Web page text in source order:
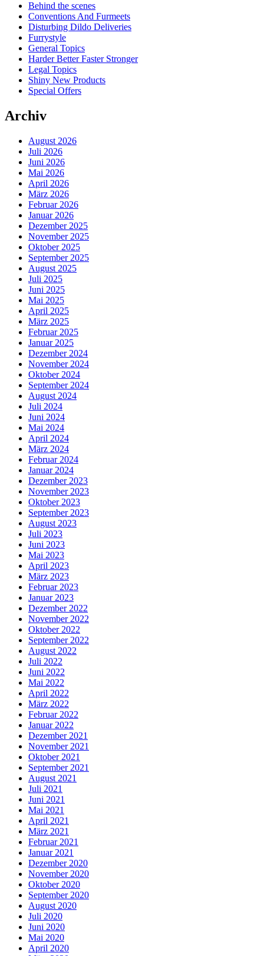
Behind the scenes
Conventions And Furmeets
Disturbing Dildo Deliveries
Furrystyle
General Topics
Harder Better Faster Stronger
Legal Topics
Shiny New Products
Special Offers
Archiv
August 2026
Juli 2026
Juni 2026
Mai 2026
April 2026
März 2026
Februar 2026
Januar 2026
Dezember 2025
November 2025
Oktober 2025
September 2025
August 2025
Juli 2025
Juni 2025
Mai 2025
April 2025
März 2025
Februar 2025
Januar 2025
Dezember 2024
November 2024
Oktober 2024
September 2024
August 2024
Juli 2024
Juni 2024
Mai 2024
April 2024
März 2024
Februar 2024
Januar 2024
Dezember 2023
November 2023
Oktober 2023
September 2023
August 2023
Juli 2023
Juni 2023
Mai 2023
April 2023
März 2023
Februar 2023
Januar 2023
Dezember 2022
November 2022
Oktober 2022
September 2022
August 2022
Juli 2022
Juni 2022
Mai 2022
April 2022
März 2022
Februar 2022
Januar 2022
Dezember 2021
November 2021
Oktober 2021
September 2021
August 2021
Juli 2021
Juni 2021
Mai 2021
April 2021
März 2021
Februar 2021
Januar 2021
Dezember 2020
November 2020
Oktober 2020
September 2020
August 2020
Juli 2020
Juni 2020
Mai 2020
April 2020